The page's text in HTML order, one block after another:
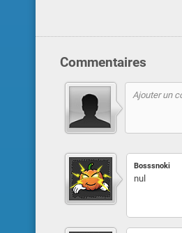
Commentaires
Bosssnoki
nul